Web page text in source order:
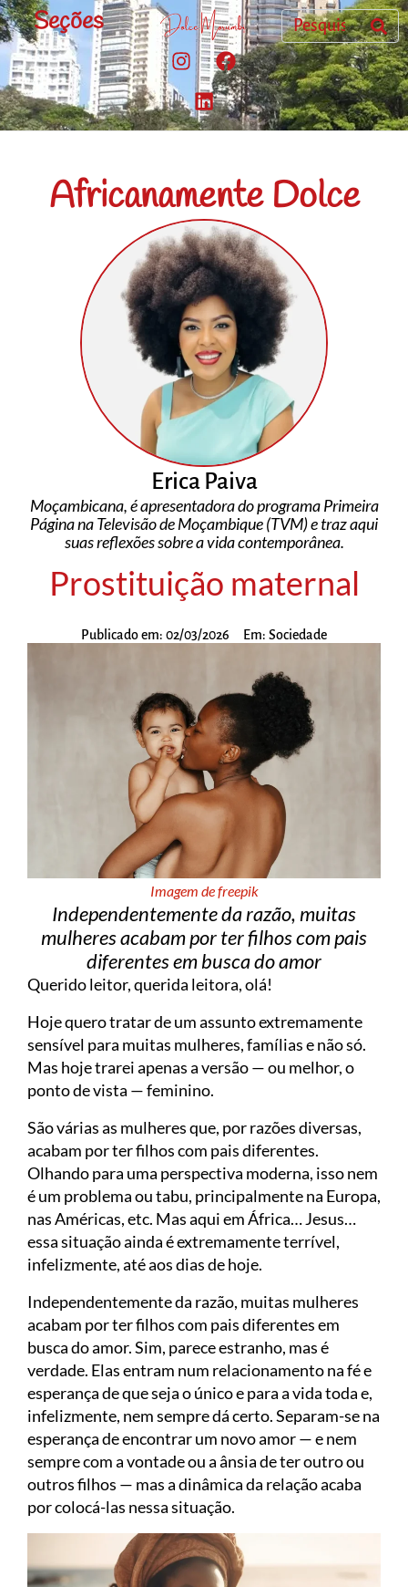
Seções
Africanamente Dolce
Erica Paiva
Moçambicana, é apresentadora do programa Primeira
Página na Televisão de Moçambique (TVM) e traz aqui
suas reflexões sobre a vida contemporânea.
Prostituição maternal
Publicado em: 02/03/2026 Em: Sociedade
Imagem de freepik
Independentemente da razão, muitas
mulheres acabam por ter filhos com pais
diferentes em busca do amor
Querido leitor, querida leitora, olá!
Hoje quero tratar de um assunto extremamente
sensível para muitas mulheres, famílias e não só.
Mas hoje trarei apenas a versão — ou melhor, o
ponto de vista — feminino.
São várias as mulheres que, por razões diversas,
acabam por ter filhos com pais diferentes.
Olhando para uma perspectiva moderna, isso nem
é um problema ou tabu, principalmente na Europa,
nas Américas, etc. Mas aqui em África… Jesus…
essa situação ainda é extremamente terrível,
infelizmente, até aos dias de hoje.
Independentemente da razão, muitas mulheres
acabam por ter filhos com pais diferentes em
busca do amor. Sim, parece estranho, mas é
verdade. Elas entram num relacionamento na fé e
esperança de que seja o único e para a vida toda e,
infelizmente, nem sempre dá certo. Separam-se na
esperança de encontrar um novo amor — e nem
sempre com a vontade ou a ânsia de ter outro ou
outros filhos — mas a dinâmica da relação acaba
por colocá-las nessa situação.